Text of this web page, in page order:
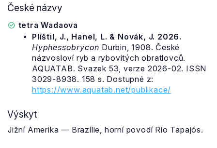
České názvy
tetra Wadaova
Plíštil, J., Hanel, L. & Novák, J. 2026.
Hyphessobrycon Durbin, 1908. České
názvosloví ryb a rybovitých obratlovců.
AQUATAB. Svazek 53, verze 2026-02. ISSN
3029-8938. 158 s. Dostupné z:
https://www.aquatab.net/publikace/
Výskyt
Jižní Amerika — Brazílie, horní povodí Rio Tapajós.